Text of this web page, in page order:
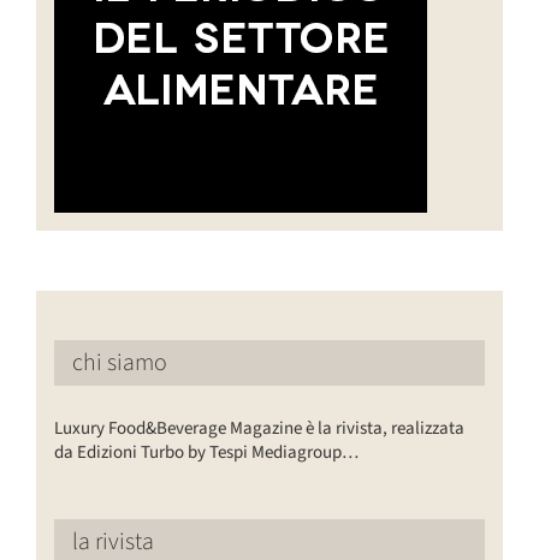
chi siamo
Luxury Food&Beverage Magazine è la rivista, realizzata
da Edizioni Turbo by Tespi Mediagroup…
la rivista